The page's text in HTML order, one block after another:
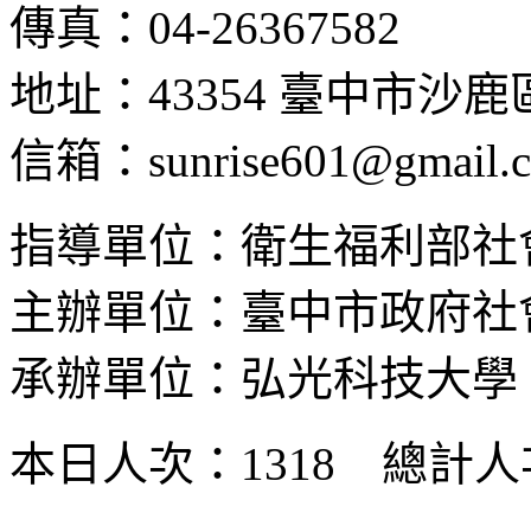
傳真：04-26367582
地址：43354 臺中市沙鹿
信箱：
指導單位：衛生福利部
主辦單位：臺中市政府社
承辦單位：弘光科技大學
本日人次：1318 總計人